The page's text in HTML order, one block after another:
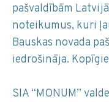
pašvaldībām
noteikumus, kuri
Bauskas novada
iedrošināja.
SIA “MONUM”